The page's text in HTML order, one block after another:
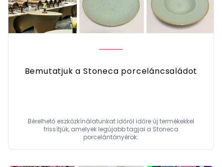
Bemutatjuk a Stoneca porceláncsaládot
Bérelhető eszközkínálatunkat időről időre új termékekkel
frissítjük, amelyek legújabb tagjai a Stoneca
porcelántányérok.